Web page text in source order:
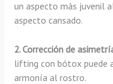
un aspecto más juvenil
aspecto cansado.
2. Corrección de
lifting con bótox puede
armonía al rostro.